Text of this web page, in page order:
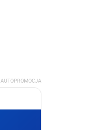
AUTOPROMOCJA